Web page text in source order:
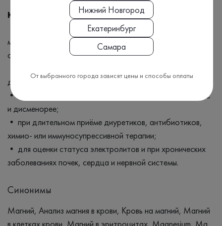
Когда назначается анализ
• при симптомах дефицита магния — судороги и спазмы
мышц, утомляемость, раздражительность, нарушения
сна;
диабете 2 типа, остеопорозе;
• при мигрени, синдроме хронической усталости, ПМС
и дисменорее;
• при длительном приёме диуретиков, антибиотиков,
химио‑ или иммуносупрессивной терапии;
• для оценки статуса электролитов и при хронических
заболеваниях почек, сердца и нервной системы.
Синонимы
Магний, Анализ магния в крови, Кровь на магний, Магний
в клетках крови, Магний в эритроцитах, Magnesium, Mg,
Нижний Новгород
Екатеринбург
Самара
От выбранного города зависят цены и способы оплаты